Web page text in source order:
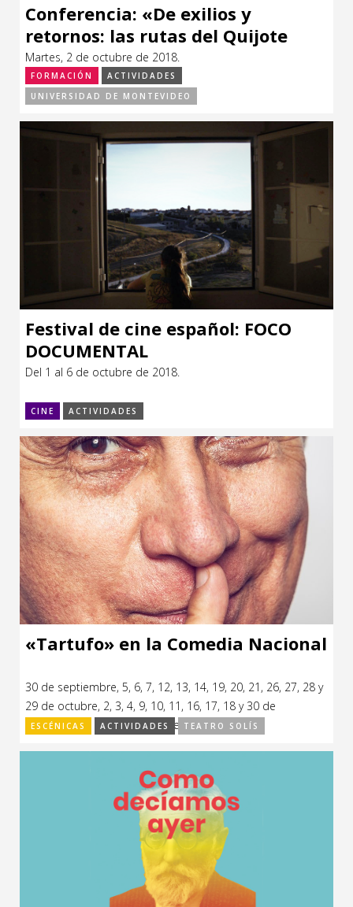
Conferencia: «De exilios y
retornos: las rutas del Quijote
más allá de la Mancha»
Martes, 2 de octubre de 2018.
FORMACIÓN
ACTIVIDADES
UNIVERSIDAD DE MONTEVIDEO
Festival de cine español: FOCO
DOCUMENTAL
Del 1 al 6 de octubre de 2018.
CINE ACTIVIDADES
«Tartufo» en la Comedia Nacional
30 de septiembre, 5, 6, 7, 12, 13, 14, 19, 20, 21, 26, 27, 28 y
29 de octubre, 2, 3, 4, 9, 10, 11, 16, 17, 18 y 30 de
noviembre, 1 y 2 de diciembre de 2018.
ESCÉNICAS ACTIVIDADES TEATRO SOLÍS